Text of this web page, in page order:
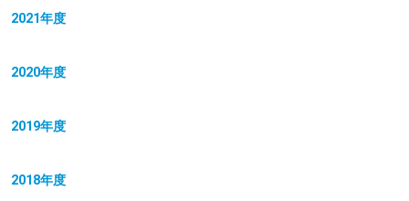
2021年度
2020年度
2019年度
2018年度